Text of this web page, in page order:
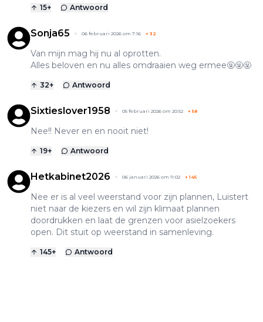
15+ Antwoord
Sonja65 06 februari 2026 om 7:16 + 32
Van mijn mag hij nu al oprotten.
Alles beloven en nu alles omdraaien weg ermee🤬🤬🤬
32+ Antwoord
Sixtieslover1958 05 februari 2026 om 20:52 +58
Nee!! Never en en nooit niet!
19+ Antwoord
Hetkabinet2026 06 januari 2026 om 11:02 +145
Nee er is al veel weerstand voor zijn plannen, Luistert
niet naar de kiezers en wil zijn klimaat plannen
doordrukken en laat de grenzen voor asielzoekers
open. Dit stuit op weerstand in samenleving.
145+ Antwoord